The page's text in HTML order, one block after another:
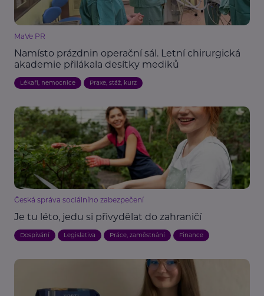
MaVe PR
Namísto prázdnin operační sál. Letní chirurgická
akademie přilákala desítky mediků
Lékaři, nemocnice Praxe, stáž, kurz
Česká správa sociálního zabezpečení
Je tu léto, jedu si přivydělat do zahraničí
Dospívání Legislativa Práce, zaměstnání Finance